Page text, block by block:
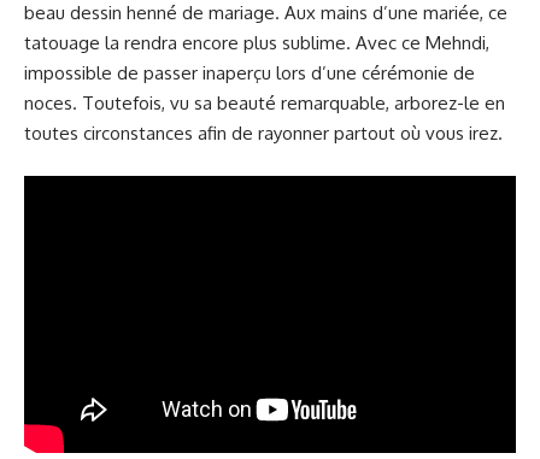
beau dessin henné de mariage. Aux mains d’une mariée, ce
tatouage la rendra encore plus sublime. Avec ce Mehndi,
impossible de passer inaperçu lors d’une cérémonie de
noces. Toutefois, vu sa beauté remarquable, arborez-le en
toutes circonstances afin de rayonner partout où vous irez.